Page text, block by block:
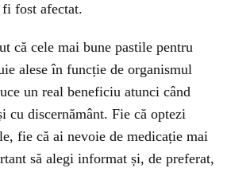
fi fost afectat.
că cele mai bune pastile pentru
alese în funcție de organismul
un real beneficiu atunci când
cu discernământ. Fie că optezi
fie că ai nevoie de medicație mai
să alegi informat și, de preferat,